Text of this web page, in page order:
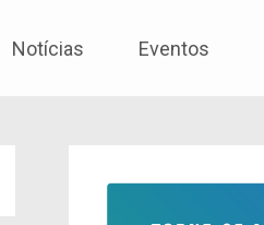
Notícias Eventos